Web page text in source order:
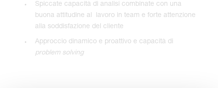
Spiccate capacità di analisi combinate con una
buona attitudine al lavoro in team e forte attenzione
alla soddisfazione del cliente
Approccio dinamico e proattivo e capacità di
problem solving